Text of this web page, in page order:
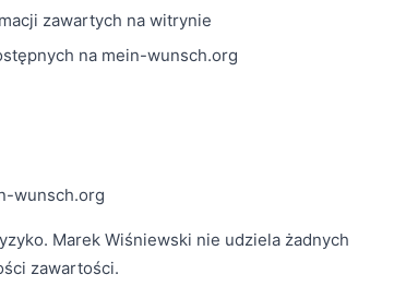
zawartych na witrynie
na mein-wunsch.org
wunsch.org
Marek Wiśniewski nie udziela żadnych
zawartości.